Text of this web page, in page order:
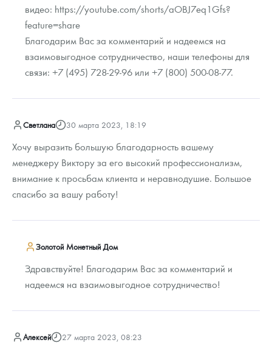
видео: https://youtube.com/shorts/aOBJ7eq1Gfs?
feature=share
Благодарим Вас за комментарий и надеемся на
взаимовыгодное сотрудничество, наши телефоны для
связи: +7 (495) 728-29-96 или +7 (800) 500-08-77.
Светлана 30 марта 2023, 18:19
Хочу выразить большую благодарность вашему
менеджеру Виктору за его высокий профессионализм,
внимание к просьбам клиента и неравнодушие. Большое
спасибо за вашу работу!
Золотой Монетный Дом
Здравствуйте! Благодарим Вас за комментарий и
надеемся на взаимовыгодное сотрудничество!
Алексей 27 марта 2023, 08:23